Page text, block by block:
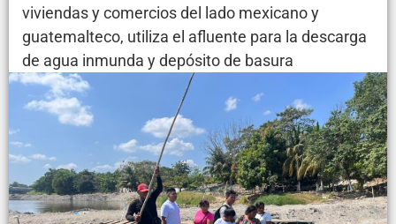
viviendas y comercios del lado mexicano y
guatemalteco, utiliza el afluente para la descarga
de agua inmunda y depósito de basura